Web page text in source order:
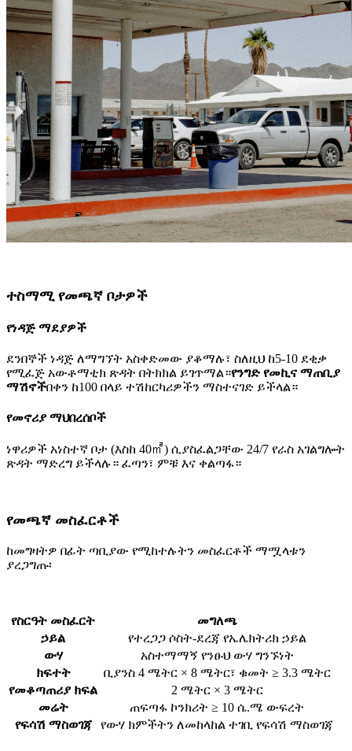
ተስማሚ የመጫኛ ቦታዎች
የነዳጅ ማደያዎች
ደንበኞች ነዳጅ ለማግኘት አስቀድመው ያቆማሉ፣ ስለዚህ ከ5-10 ደቂቃ
የሚፈጅ አውቶማቲክ ጽዳት በትክክል ይገጥማል።የንግድ የመኪና ማጠቢያ
ማሽኖችበቀን ከ100 በላይ ተሽከርካሪዎችን ማስተናገድ ይችላል።
የመኖሪያ ማህበረሰቦች
ነዋሪዎች አነስተኛ ቦታ (እስከ 40㎡) ሲያስፈልጋቸው 24/7 የራስ አገልግሎት
ጽዳት ማድረግ ይችላሉ። ፈጣን፣ ምቹ እና ቀልጣፋ።
የመጫኛ መስፈርቶች
ከመግዛትዎ በፊት ጣቢያው የሚከተሉትን መስፈርቶች ማሟላቱን
ያረጋግጡ፡
የስርዓት መስፈርት
መግለጫ
ኃይል
የተረጋጋ ሶስት-ደረጃ የኤሌክትሪክ ኃይል
ውሃ
አስተማማኝ የንፁህ ውሃ ግንኙነት
ክፍተት
ቢያንስ 4 ሜትር × 8 ሜትር፣ ቁመት ≥ 3.3 ሜትር
የመቆጣጠሪያ ክፍል
2 ሜትር × 3 ሜትር
መሬት
ጠፍጣፋ ኮንክሪት ≥ 10 ሴ.ሜ ውፍረት
የፍሳሽ ማስወገጃ
የውሃ ክምችትን ለመከላከል ተገቢ የፍሳሽ ማስወገጃ